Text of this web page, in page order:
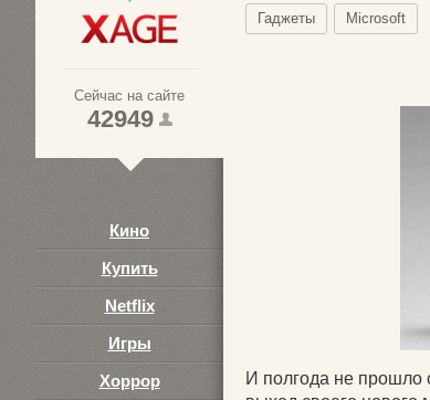
Сейчас на сайте
42949
Кино
Купить
Netflix
Игры
Хоррор
Гаджеты Microsoft
И полгода не прошло